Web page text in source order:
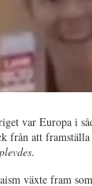
var Europa i
från att framställa
.
växte fram